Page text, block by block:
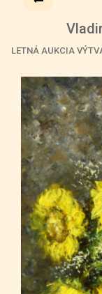
LETNÁ AUKCIA